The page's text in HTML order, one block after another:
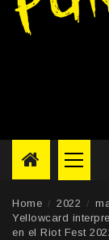
Primary
Menu
Home 2022
Yellowcard
en el Riot Fest